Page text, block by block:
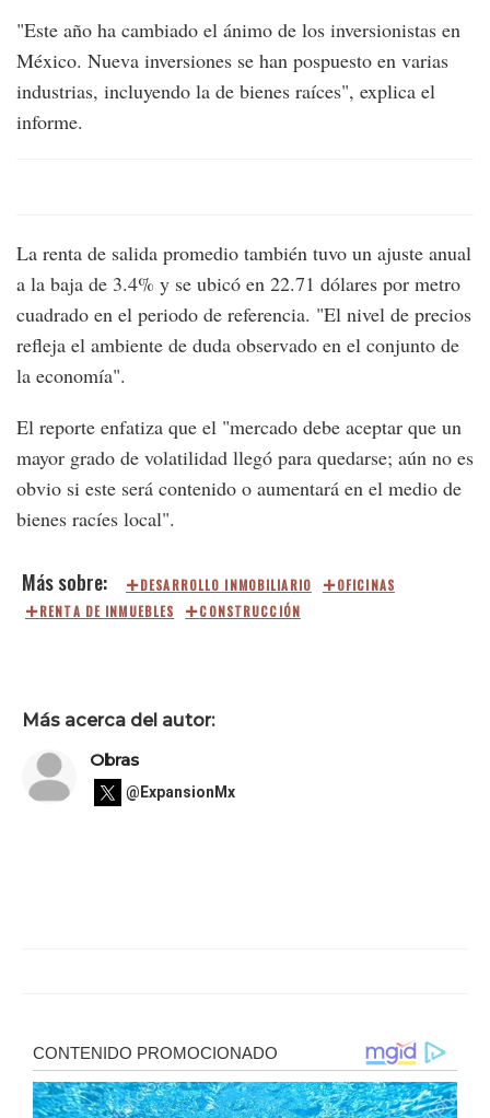
"Este año ha cambiado el ánimo de los inversionistas en
México. Nueva inversiones se han pospuesto en varias
industrias, incluyendo la de bienes raíces", explica el
informe.
La renta de salida promedio también tuvo un ajuste anual
a la baja de 3.4% y se ubicó en 22.71 dólares por metro
cuadrado en el periodo de referencia. "El nivel de precios
refleja el ambiente de duda observado en el conjunto de
la economía".
El reporte enfatiza que el "mercado debe aceptar que un
mayor grado de volatilidad llegó para quedarse; aún no es
obvio si este será contenido o aumentará en el medio de
bienes racíes local".
DESARROLLO INMOBILIARIO
OFICINAS
RENTA DE INMUEBLES
CONSTRUCCIÓN
Más acerca del autor:
Obras
@ExpansionMx